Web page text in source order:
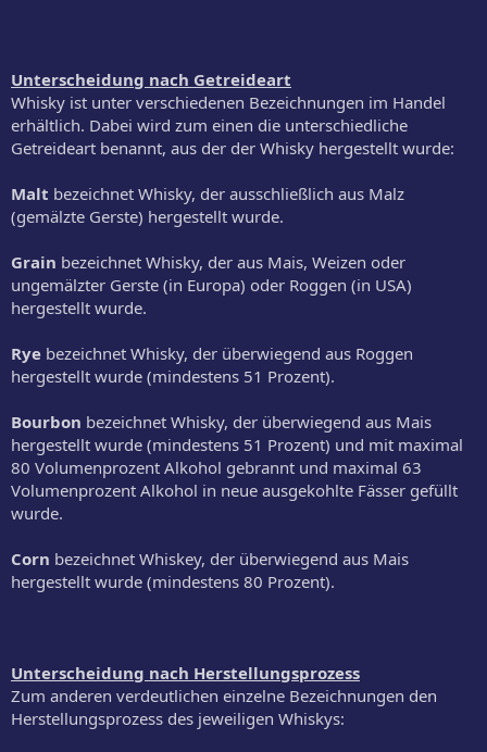
Unterscheidung nach Getreideart
Whisky ist unter verschiedenen Bezeichnungen im Handel
erhältlich. Dabei wird zum einen die unterschiedliche
Getreideart benannt, aus der der Whisky hergestellt wurde:
Malt bezeichnet Whisky, der ausschließlich aus Malz
(gemälzte Gerste) hergestellt wurde.
Grain bezeichnet Whisky, der aus Mais, Weizen oder
ungemälzter Gerste (in Europa) oder Roggen (in USA)
hergestellt wurde.
Rye bezeichnet Whisky, der überwiegend aus Roggen
hergestellt wurde (mindestens 51 Prozent).
Bourbon bezeichnet Whisky, der überwiegend aus Mais
hergestellt wurde (mindestens 51 Prozent) und mit maximal
80 Volumenprozent Alkohol gebrannt und maximal 63
Volumenprozent Alkohol in neue ausgekohlte Fässer gefüllt
wurde.
Corn bezeichnet Whiskey, der überwiegend aus Mais
hergestellt wurde (mindestens 80 Prozent).
Unterscheidung nach Herstellungsprozess
Zum anderen verdeutlichen einzelne Bezeichnungen den
Herstellungsprozess des jeweiligen Whiskys: